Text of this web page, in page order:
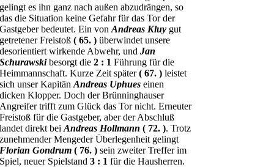
gelingt es ihn ganz nach außen abzudrängen, so
das die Situation keine Gefahr für das Tor der
Gastgeber bedeutet. Ein vonAndreas Kluy gut
getretener Freistoß( 65. ) überwindet unsere
desorientiert wirkende Abwehr, undJan
Schurawskibesorgt die2 : 1 Führung für die
Heimmannschaft. Kurze Zeit später( 67. ) leistet
sich unser KapitänAndreas Uphues einen
dicken Klopper. Doch der Brünninghauser
Angreifer trifft zum Glück das Tor nicht. Erneuter
Freistoß für die Gastgeber, aber der Abschluß
landet direkt beiAndreas Hollmann ( 72. ). Trotz
zunehmender Mengeder Überlegenheit gelingt
Florian Gondrum ( 76. ) sein zweiter Treffer im
Spiel, neuer Spielstand 3 : 1 für die Hausherren.